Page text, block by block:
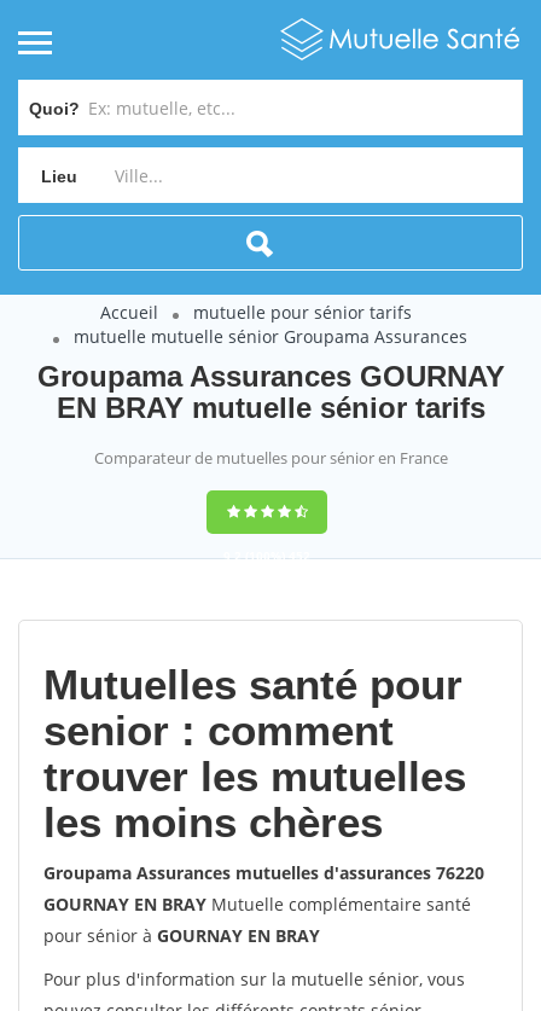
Quoi?
Lieu
Accueil
mutuelle pour sénior tarifs
mutuelle mutuelle sénior Groupama Assurances
Groupama Assurances GOURNAY
EN BRAY mutuelle sénior tarifs
Comparateur de mutuelles pour sénior en France
9,2(100%)452
Mutuelles santé pour
senior : comment
trouver les mutuelles
les moins chères
Groupama Assurances mutuelles d'assurances 76220
GOURNAY EN BRAY Mutuelle complémentaire santé
pour sénior à GOURNAY EN BRAY
Pour plus d'information sur la mutuelle sénior, vous